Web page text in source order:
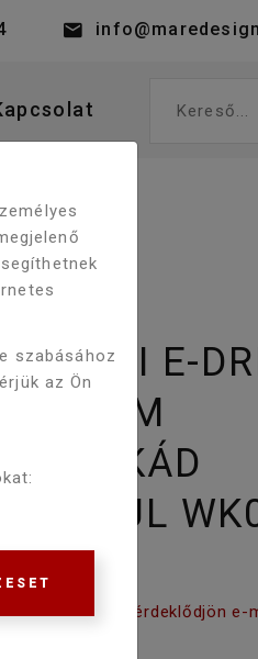
Kereső...
MAXI E-
CM
KÁD
NÉLKÜL
időről kérjük érdeklődjön e-
szabásához
az Ön